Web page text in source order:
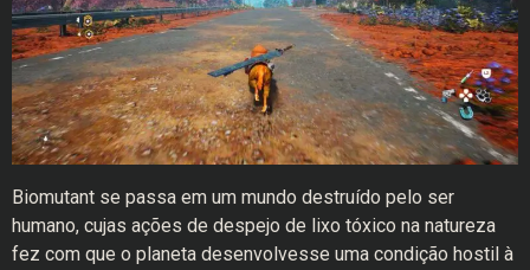
Biomutant se passa em um mundo destruído pelo ser
humano, cujas ações de despejo de lixo tóxico na natureza
fez com que o planeta desenvolvesse uma condição hostil à